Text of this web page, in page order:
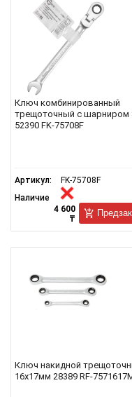
Ключ комбинированный
трещоточный с шарниром
52390 FK-75708F
Артикул:
FK-75708F
Наличие
4 600
₸
Ключ накидной
16х17мм 28389 RF-